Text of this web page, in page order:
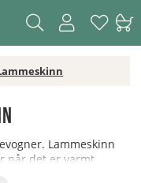
Lammeskinn
når det er varmt.